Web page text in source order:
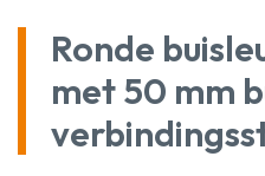
Ronde
met 50 mm